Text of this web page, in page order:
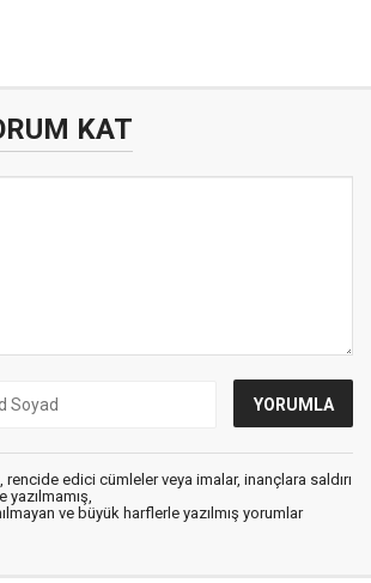
KAT
rencide edici cümleler veya imalar, inançlara saldırı
yazılmamış,
ve büyük harflerle yazılmış yorumlar